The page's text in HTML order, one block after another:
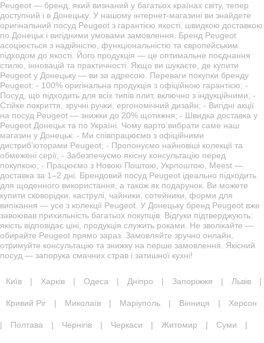
Peugeot — бренд, який визнаний у багатьох країнах світу, тепер
доступний і в Донецьку. У нашому інтернет-магазині ви знайдете
оригінальний посуд Peugeot з гарантією якості, швидкою доставкою
по Донецьк і вигідними умовами замовлення. Бренд Peugeot
асоціюється з надійністю, функціональністю та європейським
підходом до якості. Його продукція — це оптимальне поєднання
стилю, інновацій та практичності. Якщо ви шукаєте, де купити
Peugeot у Донецьку — ви за адресою. Переваги покупки бренду
Peugeot: - 100% оригінальна продукція з офіційною гарантією; -
Посуд, що підходить для всіх типів плит, включно з індукційними; -
Стійке покриття, зручні ручки, ергономічний дизайн; - Вигідні акції
на посуд Peugeot — знижки до 20% щотижня; - Швидка доставка у
Peugeot Донецьк та по Україні. Чому варто вибрати саме наш
магазин у Донецьк: - Ми співпрацюємо з офіційними
дистриб’юторами Peugeot; - Пропонуємо найновіші колекції та
обмежені серії; - Забезпечуємо якісну консультацію перед
покупкою; - Працюємо з Новою Поштою, Укрпоштою, Meest —
доставка за 1–2 дні. Брендовий посуд Peugeot ідеально підходить
для щоденного використання, а також як подарунок. Ви можете
купити сковорідки, каструлі, чайники, сотейники, форми для
випікання — усе з колекції Peugeot. У Донецьку бренд Peugeot вже
завоював прихильність багатьох покупців. Відгуки підтверджують:
якість відповідає ціні, продукція служить роками. Не зволікайте —
обирайте Peugeot прямо зараз. Замовляйте зручно онлайн,
отримуйте консультацію та знижку на перше замовлення. Якісний
посуд — запорука смачних страв і затишної кухні!
Київ | Харків | Одеса | Дніпро | Запоріжжя | Львів |
Кривий Ріг | Миколаїв | Маріуполь | Вінниця | Херсон
| Полтава | Чернігів | Черкаси | Житомир | Суми |